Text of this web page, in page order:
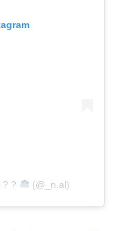
? ? (@_n.al)